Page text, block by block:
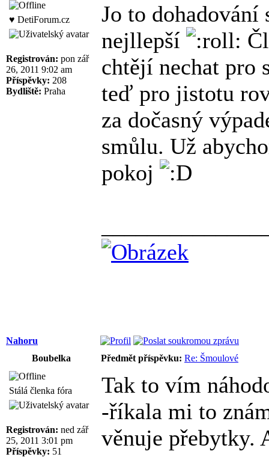
♥ DetiForum.cz
Registrován: pon zář
26, 2011 9:02 am
Příspěvky: 208
Bydliště: Praha
Jo to
nejllepší
chtějí nechat pro
teď pro jistotu
za dočasný
smůlu. Už
pokoj
Nahoru
Boubelka
Předmět příspěvku: Re: Šmoulové
Stálá členka fóra
Registrován: ned zář
25, 2011 3:01 pm
Příspěvky: 51
Tak to vím
-říkala mi to
věnuje přebytky.